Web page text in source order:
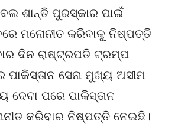
ଶାନ୍ତି ପୁରସ୍କାର ପାଇଁ
ମନୋନୀତ କରିବାକୁ ନିଷ୍ପତ୍ତି
ଦିନ ରାଷ୍ଟ୍ରପତି ଟ୍ରମ୍ପ
ପାକିସ୍ତାନ ସେନା ମୁଖ୍ୟ ଅସୀମ
ପରେ ପାକିସ୍ତାନ
କରିବାର ନିଷ୍ପତ୍ତି ନେଇଛି।